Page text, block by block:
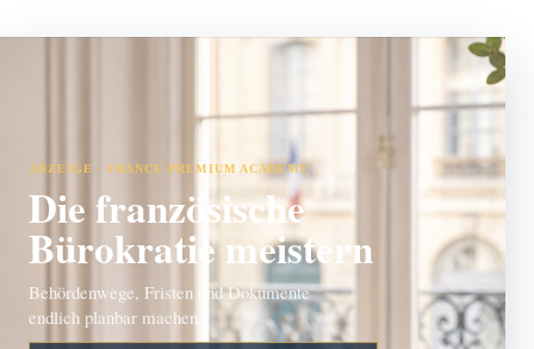
ANZEIGE · FRANCE PREMIUM ACADEMY
Die französische
Bürokratie meistern
Behördenwege, Fristen und Dokumente
endlich planbar machen.